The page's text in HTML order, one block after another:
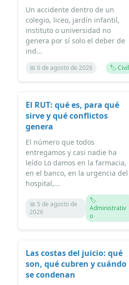
Un accidente dentro de un
colegio, liceo, jardín infantil,
instituto o universidad no
genera por sí solo el deber de
ind...
📅 6 de agosto de 2026 🏷️ Civil
El RUT: qué es, para qué
sirve y qué conflictos
genera
El número que todos
entregamos y casi nadie ha
leído Lo damos en la farmacia,
en el banco, en la urgencia del
hospital,...
📅 5 de agosto de
2026
🏷️
Administrativ
o
Las costas del juicio: qué
son, qué cubren y cuándo
se condenan